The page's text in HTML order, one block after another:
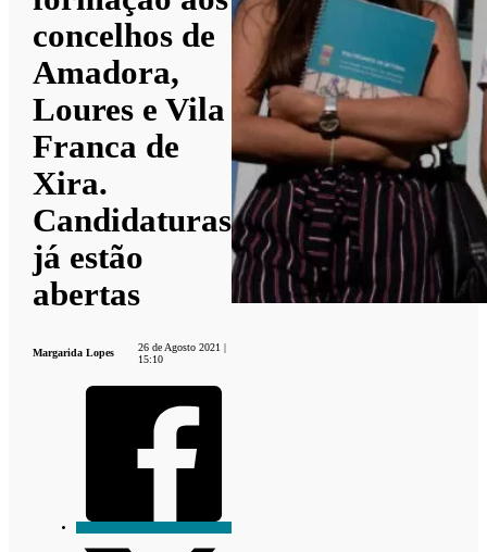
concelhos de
Amadora,
Loures e Vila
Franca de
Xira.
Candidaturas
já estão
abertas
Margarida Lopes
26 de Agosto 2021 |
15:10